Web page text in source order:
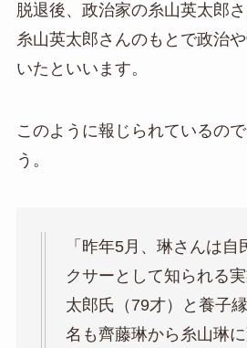
脱退後、政治家の糸山英太郎さ
糸山英太郎さんのもとで政治
いたといいます。
このように報じられているの
う。
「昨年5月、琳さんは自
クサーとして知られる
太郎氏（79才）と養子
名も齊藤琳から糸山琳